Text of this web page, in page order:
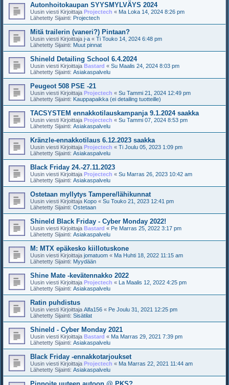
Autonhoitokaupan SYYSMYLVÄYS 2024
Uusin viesti Kirjoittaja Projectech « Ma Loka 14, 2024 8:26 pm
Lähetetty Sijainti: Projectech
Mitä trailerin (vaneri?) Pintaan?
Uusin viesti Kirjoittaja j-a « Ti Touko 14, 2024 6:48 pm
Lähetetty Sijainti: Muut pinnat
Shineld Detailing School 6.4.2024
Uusin viesti Kirjoittaja Bastard « Su Maalis 24, 2024 8:03 pm
Lähetetty Sijainti: Asiakaspalvelu
Peugeot 508 PSE -21
Uusin viesti Kirjoittaja Projectech « Su Tammi 21, 2024 12:49 pm
Lähetetty Sijainti: Kauppapaikka (ei detailing tuotteille)
TACSYSTEM ennakkotilauskampanja 9.1.2024 saakka
Uusin viesti Kirjoittaja Projectech « Su Tammi 07, 2024 8:53 pm
Lähetetty Sijainti: Asiakaspalvelu
Kränzle-ennakkotilaus 6.12.2023 saakka
Uusin viesti Kirjoittaja Projectech « Ti Joulu 05, 2023 1:09 pm
Lähetetty Sijainti: Asiakaspalvelu
Black Friday 24.-27.11.2023
Uusin viesti Kirjoittaja Projectech « Su Marras 26, 2023 10:42 am
Lähetetty Sijainti: Asiakaspalvelu
Ostetaan myllytys Tampere/lähikunnat
Uusin viesti Kirjoittaja Kopo « Su Touko 21, 2023 12:41 pm
Lähetetty Sijainti: Ostetaan
Shineld Black Friday - Cyber Monday 2022!
Uusin viesti Kirjoittaja Bastard « Pe Marras 25, 2022 3:17 pm
Lähetetty Sijainti: Asiakaspalvelu
M: MTX epäkesko kiillotuskone
Uusin viesti Kirjoittaja jomatuom « Ma Huhti 18, 2022 11:15 am
Lähetetty Sijainti: Myydään
Shine Mate -kevätennakko 2022
Uusin viesti Kirjoittaja Projectech « La Maalis 12, 2022 4:25 pm
Lähetetty Sijainti: Asiakaspalvelu
Ratin puhdistus
Uusin viesti Kirjoittaja Alfa156 « Pe Joulu 31, 2021 12:25 pm
Lähetetty Sijainti: Sisätilat
Shineld - Cyber Monday 2021
Uusin viesti Kirjoittaja Bastard « Ma Marras 29, 2021 7:39 pm
Lähetetty Sijainti: Asiakaspalvelu
Black Friday -ennakkotarjoukset
Uusin viesti Kirjoittaja Projectech « Ma Marras 22, 2021 11:44 am
Lähetetty Sijainti: Asiakaspalvelu
Pinnoite uuteen autoon @ PKS?